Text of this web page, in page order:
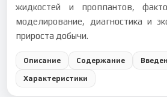
жидкостей и проппантов,
моделирование, диагностика и
прироста добычи.
Описание Содержание
Характеристики